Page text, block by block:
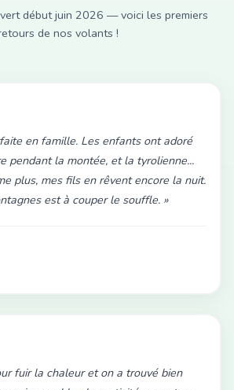
début juin 2026 — voici les premiers
de nos volants !
en famille. Les enfants ont adoré
pendant la montée, et la tyrolienne...
plus, mes fils en rêvent encore la nuit.
est à couper le souffle. »
fuir la chaleur et on a trouvé bien